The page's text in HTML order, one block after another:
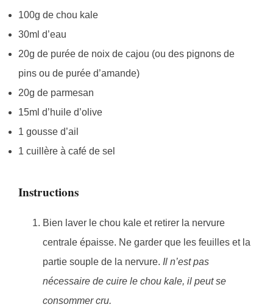
100g de chou kale
30ml d’eau
20g de purée de noix de cajou (ou des pignons de
pins ou de purée d’amande)
20g de parmesan
15ml d’huile d’olive
1 gousse d’ail
1 cuillère à café de sel
Instructions
Bien laver le chou kale et retirer la nervure
centrale épaisse. Ne garder que les feuilles et la
partie souple de la nervure. Il n’est pas
nécessaire de cuire le chou kale, il peut se
consommer cru.